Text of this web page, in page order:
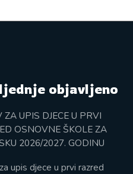
objavljeno
ZA UPIS DJECE U PRVI
OSNOVNE ŠKOLE ZA
2026/2027. GODINU
upis djece u prvi razred